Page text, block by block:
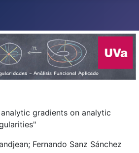
gradients on analytic
Fernando Sanz Sánchez